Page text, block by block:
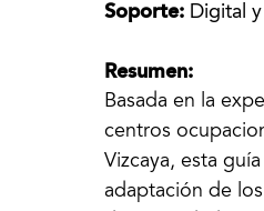
Soporte: Digital
Resumen:
Basada en la
centros
Vizcaya, esta
adaptación de